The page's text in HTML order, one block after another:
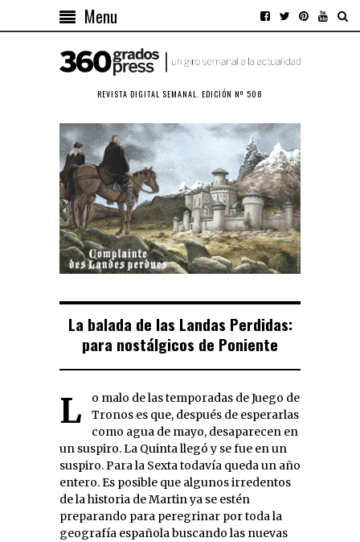
Menu
REVISTA DIGITAL SEMANAL. EDICIÓN Nº 508
La balada de las Landas Perdidas:
para nostálgicos de Poniente
Lo malo de las temporadas de Juego de
Tronos es que, después de esperarlas
como agua de mayo, desaparecen en
un suspiro. La Quinta llegó y se fue en un
suspiro. Para la Sexta todavía queda un año
entero. Es posible que algunos irredentos
de la historia de Martin ya se estén
preparando para peregrinar por toda la
geografía española buscando las nuevas